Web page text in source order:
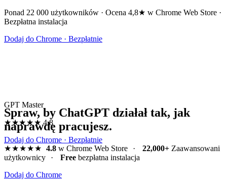
Ponad 22 000 użytkowników · Ocena 4,8★ w Chrome Web Store ·
Bezpłatna instalacja
Dodaj do Chrome · Bezpłatnie
GPT Master
★★★★★ 4.8
Dodaj do Chrome · Bezpłatnie
Spraw, by ChatGPT działał tak, jak
naprawdę pracujesz.
★★★★★ 4.8w Chrome Web Store · 22,000+Zaawansowani
użytkownicy
· Free bezpłatna instalacja
Dodaj do Chrome